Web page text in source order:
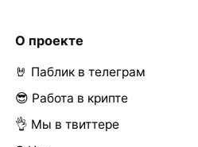
О проекте
🤘 Паблик в телеграм
😎 Работа в крипте
👌 Мы в твиттере